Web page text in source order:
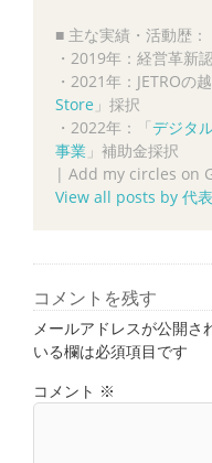
■ 主な実績・活動歴：
・2019年：経営革新
・2021年：JETROの
Store 」採択
・2022年：「デジタ
事業 」補助金採択
| Add my circles on
View all posts by 代
コメントを残す
メールアドレスが公開さ
いる欄は必須項目です
コメント ※